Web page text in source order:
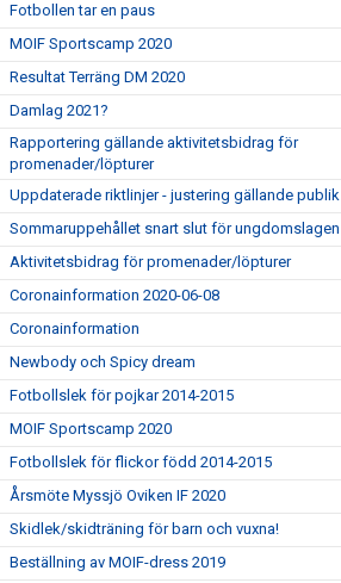
Fotbollen tar en paus
MOIF Sportscamp 2020
Resultat Terräng DM 2020
Damlag 2021?
Rapportering gällande aktivitetsbidrag för
promenader/löpturer
Uppdaterade riktlinjer - justering gällande publik
Sommaruppehållet snart slut för ungdomslagen
Aktivitetsbidrag för promenader/löpturer
Coronainformation 2020-06-08
Coronainformation
Newbody och Spicy dream
Fotbollslek för pojkar 2014-2015
MOIF Sportscamp 2020
Fotbollslek för flickor född 2014-2015
Årsmöte Myssjö Oviken IF 2020
Skidlek/skidträning för barn och vuxna!
Beställning av MOIF-dress 2019